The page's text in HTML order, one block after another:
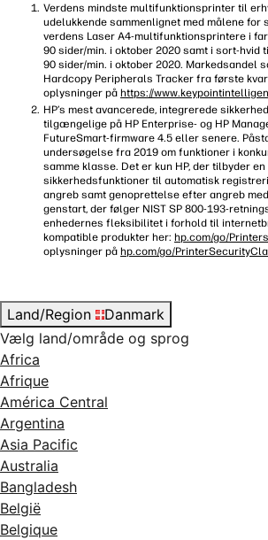
Verdens mindste multifunktionsprinter til
udelukkende sammenlignet med målene for
verdens Laser A4-multifunktionsprintere i
90 sider/min. i oktober 2020 samt i sort-hvid
90 sider/min. i oktober 2020. Markedsandel
Hardcopy Peripherals Tracker fra første
oplysninger på https://
HP’s mest avancerede, integrerede
tilgængelige på HP Enterprise- og HP
FutureSmart-firmware 4.5 eller senere.
undersøgelse fra 2019 om funktioner i
samme klasse. Det er kun HP, der tilbyder
sikkerhedsfunktioner til automatisk
angreb samt genoprettelse efter angreb
genstart, der følger NIST SP 800-193-
enhedernes fleksibilitet i forhold til
kompatible produkter her: hp.com/go/
oplysninger på hp.com/go/
Land/Region
Danmark
Vælg land/område og sprog
Africa
Afrique
América Central
Argentina
Asia Pacific
Australia
Bangladesh
België
Belgique